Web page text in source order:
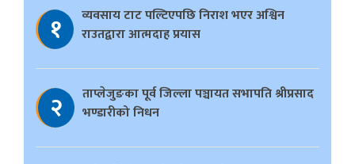
१
व्यवसाय टाट पल्टिएपछि निराश भएर अश्विन
राउतद्वारा आत्मदाह प्रयास
२
ताप्लेजुङका पूर्व जिल्ला पञ्चायत सभापति श्रीप्रसाद
भण्डारीको निधन